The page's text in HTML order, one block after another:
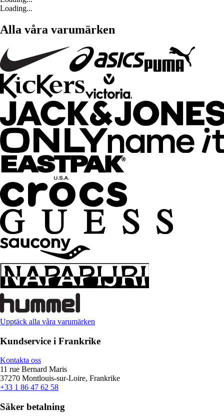
Loading...
Alla våra varumärken
Upptäck alla våra varumärken
Kundservice i Frankrike
Kontakta oss
11 rue Bernard Maris
37270 Montlouis-sur-Loire, Frankrike
+33 1 86 47 62 58
Säker betalning